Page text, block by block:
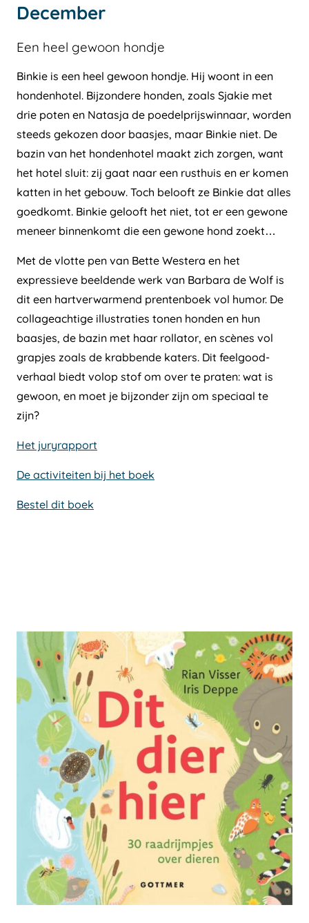
December
Een heel gewoon hondje
Binkie is een heel gewoon hondje. Hij woont in een
hondenhotel. Bijzondere honden, zoals Sjakie met
drie poten en Natasja de poedelprijswinnaar, worden
steeds gekozen door baasjes, maar Binkie niet. De
bazin van het hondenhotel maakt zich zorgen, want
het hotel sluit: zij gaat naar een rusthuis en er komen
katten in het gebouw. Toch belooft ze Binkie dat alles
goedkomt. Binkie gelooft het niet, tot er een gewone
meneer binnenkomt die een gewone hond zoekt…
Met de vlotte pen van Bette Westera en het
expressieve beeldende werk van Barbara de Wolf is
dit een hartverwarmend prentenboek vol humor. De
collageachtige illustraties tonen honden en hun
baasjes, de bazin met haar rollator, en scènes vol
grapjes zoals de krabbende katers. Dit feelgood-
verhaal biedt volop stof om over te praten: wat is
gewoon, en moet je bijzonder zijn om speciaal te
zijn?
Het juryrapport
De activiteiten bij het boek
Bestel dit boek